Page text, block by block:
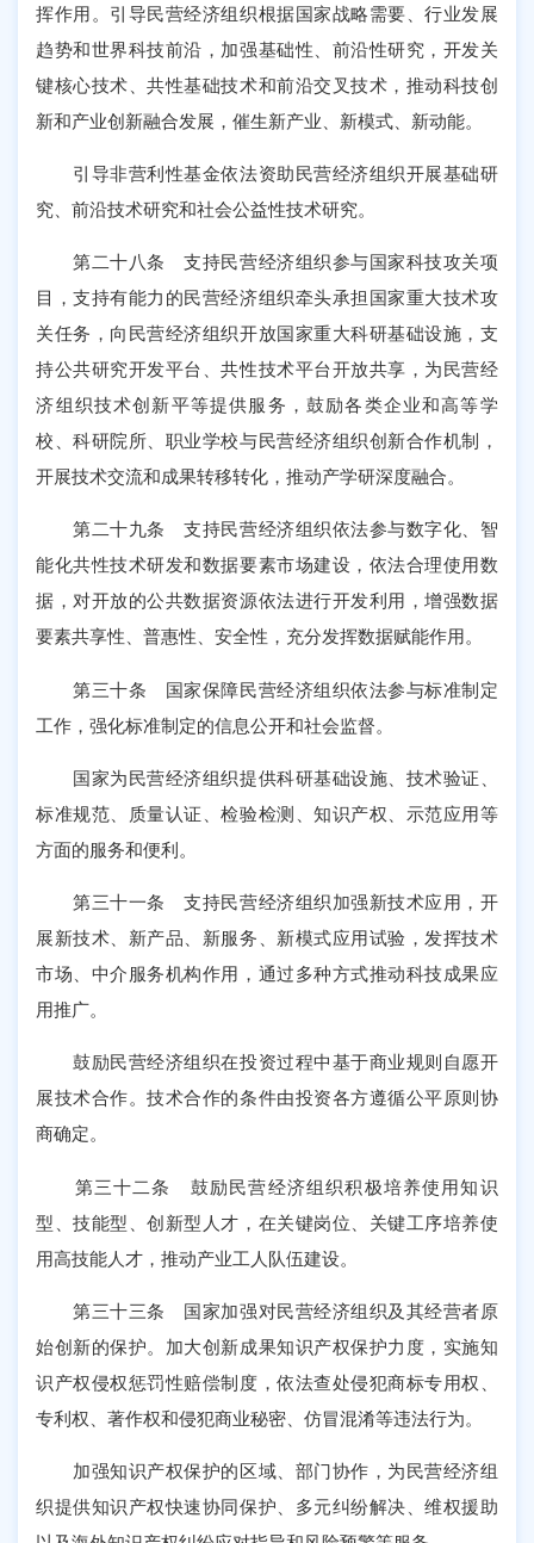
挥作用。引导民营经济组织根据国家战略需要、行业发展
趋势和世界科技前沿，加强基础性、前沿性研究，开发关
键核心技术、共性基础技术和前沿交叉技术，推动科技创
新和产业创新融合发展，催生新产业、新模式、新动能。
引导非营利性基金依法资助民营经济组织开展基础研
究、前沿技术研究和社会公益性技术研究。
第二十八条 支持民营经济组织参与国家科技攻关项
目，支持有能力的民营经济组织牵头承担国家重大技术攻
关任务，向民营经济组织开放国家重大科研基础设施，支
持公共研究开发平台、共性技术平台开放共享，为民营经
济组织技术创新平等提供服务，鼓励各类企业和高等学
校、科研院所、职业学校与民营经济组织创新合作机制，
开展技术交流和成果转移转化，推动产学研深度融合。
第二十九条 支持民营经济组织依法参与数字化、智
能化共性技术研发和数据要素市场建设，依法合理使用数
据，对开放的公共数据资源依法进行开发利用，增强数据
要素共享性、普惠性、安全性，充分发挥数据赋能作用。
第三十条 国家保障民营经济组织依法参与标准制定
工作，强化标准制定的信息公开和社会监督。
国家为民营经济组织提供科研基础设施、技术验证、
标准规范、质量认证、检验检测、知识产权、示范应用等
方面的服务和便利。
第三十一条 支持民营经济组织加强新技术应用，开
展新技术、新产品、新服务、新模式应用试验，发挥技术
市场、中介服务机构作用，通过多种方式推动科技成果应
用推广。
鼓励民营经济组织在投资过程中基于商业规则自愿开
展技术合作。技术合作的条件由投资各方遵循公平原则协
商确定。
第三十二条 鼓励民营经济组织积极培养使用知识
型、技能型、创新型人才，在关键岗位、关键工序培养使
用高技能人才，推动产业工人队伍建设。
第三十三条 国家加强对民营经济组织及其经营者原
始创新的保护。加大创新成果知识产权保护力度，实施知
识产权侵权惩罚性赔偿制度，依法查处侵犯商标专用权、
专利权、著作权和侵犯商业秘密、仿冒混淆等违法行为。
加强知识产权保护的区域、部门协作，为民营经济组
织提供知识产权快速协同保护、多元纠纷解决、维权援助